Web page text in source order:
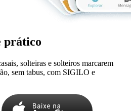
prático
solteiras e solteiros marcarem
sem tabus, com SIGILO e